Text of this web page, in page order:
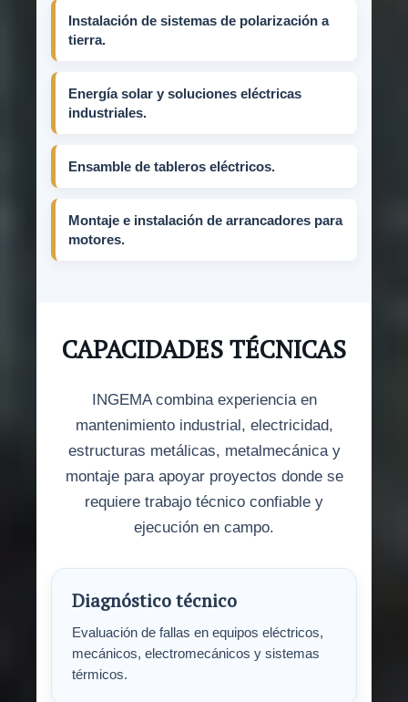
Instalación de sistemas de polarización a
tierra.
Energía solar y soluciones eléctricas
industriales.
Ensamble de tableros eléctricos.
Montaje e instalación de arrancadores para
motores.
CAPACIDADES TÉCNICAS
INGEMA combina experiencia en
mantenimiento industrial, electricidad,
estructuras metálicas, metalmecánica y
montaje para apoyar proyectos donde se
requiere trabajo técnico confiable y
ejecución en campo.
Diagnóstico técnico
Evaluación de fallas en equipos eléctricos,
mecánicos, electromecánicos y sistemas
térmicos.